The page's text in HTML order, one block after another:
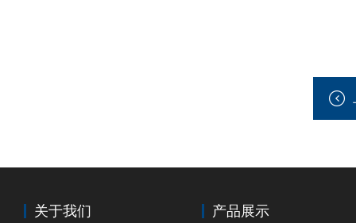
关于我们 产品展示